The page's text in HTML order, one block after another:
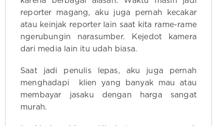
reporter magang, aku juga pernah kecakar
atau keinjak reporter lain saat kita rame-rame
ngerubungin narasumber. Kejedot kamera
dari media lain itu udah biasa.
Saat jadi penulis lepas, aku juga pernah
menghadapi klien yang banyak mau atau
membayar jasaku dengan harga sangat
murah.